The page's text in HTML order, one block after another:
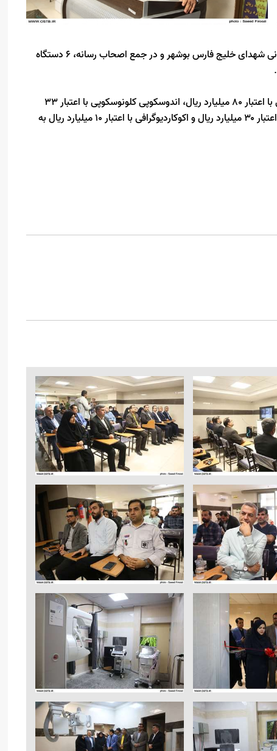
اعضای هیئت رئیسه دانشگاه، رئیس و مدیران مرکز آموزش درمانی شهدای خلیج فارس بوشهر و در جمع اصحاب رسانه، ۶ دستگاه
در این آیین اندوسونوگرافی با اعتبار ۱۵۰ میلیارد ریال، ماموگرافی با اعتبار ۸۰ میلیارد ریال، اندوسکوپی کلونوسکوپی با اعتبار ۳۳
میلیارد ریال، رادیوگرافی با اعتبار ۳۰ میلیارد ریال، سونوگرافی با اعتبار ۳۰ میلیارد ریال و اکوکاردیوگرافی با اعتبار ۱۰ میلیارد ریال به